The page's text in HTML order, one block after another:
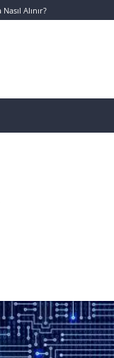
Alınır?